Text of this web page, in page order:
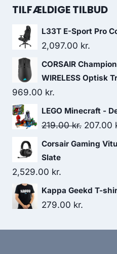
was:
TILFÆLDIGE TILBUD
L33T E-Sport Pro
2,097.00 kr.
CORSAIR
WIRELESS Optisk
969.00 kr.
LEGO Minecraft -
219.00kr. Original
price
207.00
Corsair Gaming
Slate
2,529.00 kr.
Kappa Geekd T-
279.00 kr.